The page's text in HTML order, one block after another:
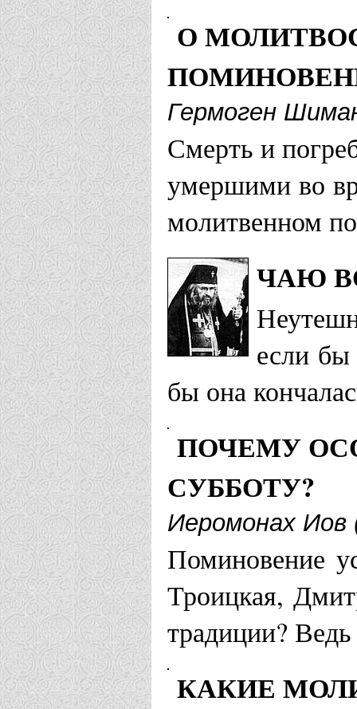
О
Гермоген
Смерть и
умершими во
молитвенном
ЧАЮ
если
бы она
ПОЧЕМУ
СУББОТУ?
Иеромонах Иов
Поминовение
Троицкая,
традиции?
КАКИЕ